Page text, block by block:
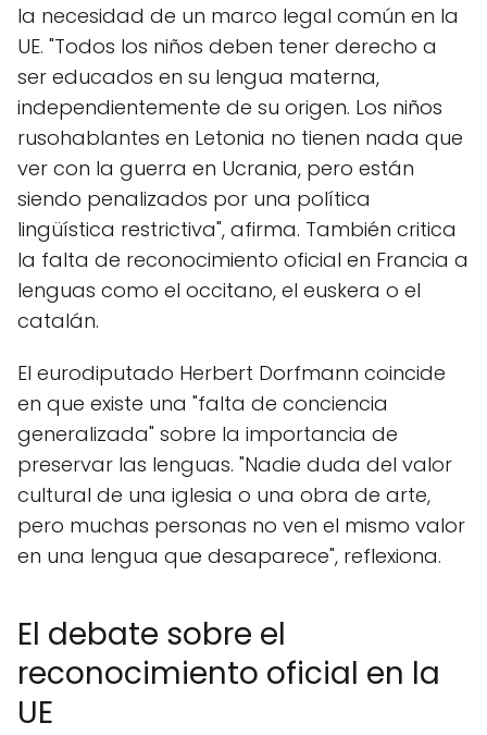
la necesidad de un marco legal común en la
UE. "Todos los niños deben tener derecho a
ser educados en su lengua materna,
independientemente de su origen. Los niños
rusohablantes en Letonia no tienen nada que
ver con la guerra en Ucrania, pero están
siendo penalizados por una política
lingüística restrictiva", afirma. También critica
la falta de reconocimiento oficial en Francia a
lenguas como el occitano, el euskera o el
catalán.
El eurodiputado Herbert Dorfmann coincide
en que existe una "falta de conciencia
generalizada" sobre la importancia de
preservar las lenguas. "Nadie duda del valor
cultural de una iglesia o una obra de arte,
pero muchas personas no ven el mismo valor
en una lengua que desaparece", reflexiona.
El debate sobre el
reconocimiento oficial en la
UE